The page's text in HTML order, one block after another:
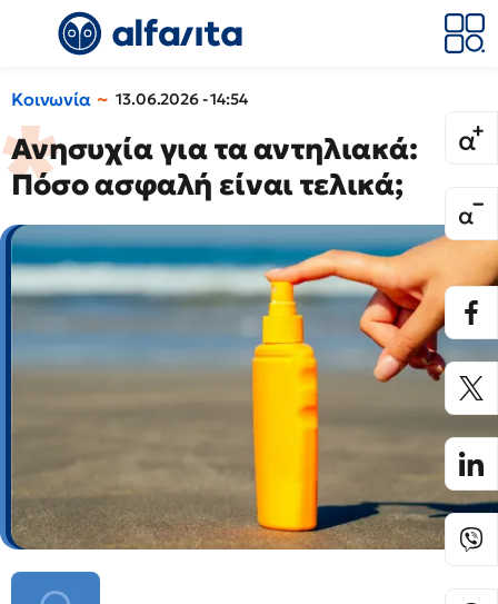
Κοινωνία 13.06.2026 - 14:54
Ανησυχία για τα αντηλιακά:
Πόσο ασφαλή είναι τελικά;